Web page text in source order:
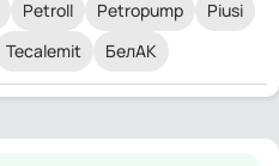
Petroll Petropump
Piusi
Tecalemit БелАК